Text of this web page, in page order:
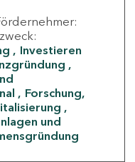
Investieren
Forschung,
und